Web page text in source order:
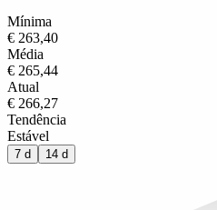
Mínima
€ 263,40
Média
€ 265,44
Atual
€ 266,27
Tendência
Estável
7 d 14 d